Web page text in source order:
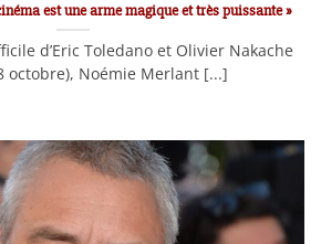
est une arme magique et très puissante »
d’Eric Toledano et Olivier Nakache
octobre), Noémie Merlant [...]